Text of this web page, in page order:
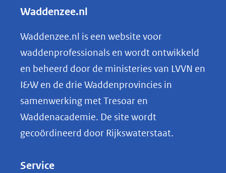
website)
e
n
o
p
k
e
Waddenzee.nl
Waddenzee.nl is een website voor
waddenprofessionals en wordt ontwikkeld
en beheerd door de ministeries van LVVN en
I&W en de drie Waddenprovincies in
samenwerking met Tresoar en
Waddenacademie. De site wordt
gecoördineerd door Rijkswaterstaat.
Service